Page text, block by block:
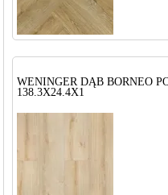
WENINGER DĄB BORNEO
138.3X24.4X1